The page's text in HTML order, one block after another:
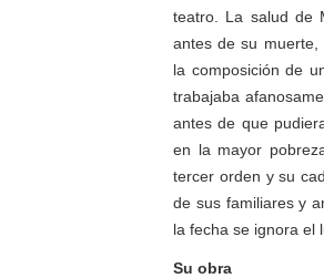
teatro. La salud de
antes de su muerte,
la composición de
trabajaba
antes de que
en la mayor
tercer orden y su
de sus familiares y
la fecha se ignora el
Su obra